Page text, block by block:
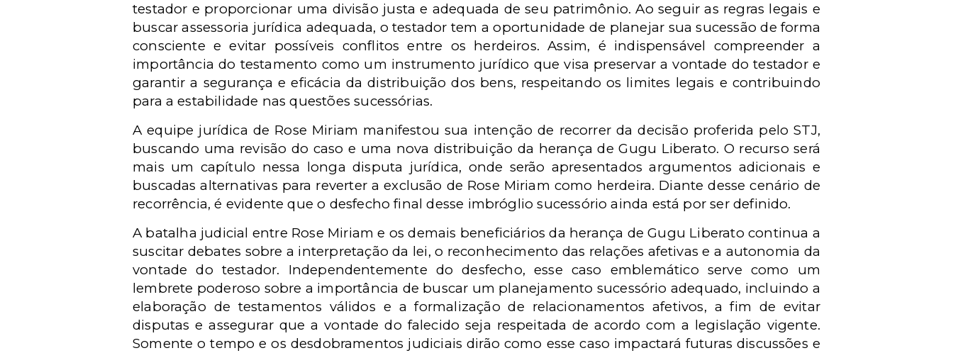
testador e proporcionar uma divisão justa e adequada de seu patrimônio. Ao seguir as regras legais e
buscar assessoria jurídica adequada, o testador tem a oportunidade de planejar sua sucessão de forma
consciente e evitar possíveis conflitos entre os herdeiros. Assim, é indispensável compreender a
importância do testamento como um instrumento jurídico que visa preservar a vontade do testador e
garantir a segurança e eficácia da distribuição dos bens, respeitando os limites legais e contribuindo
para a estabilidade nas questões sucessórias.
A equipe jurídica de Rose Miriam manifestou sua intenção de recorrer da decisão proferida pelo STJ,
buscando uma revisão do caso e uma nova distribuição da herança de Gugu Liberato. O recurso será
mais um capítulo nessa longa disputa jurídica, onde serão apresentados argumentos adicionais e
buscadas alternativas para reverter a exclusão de Rose Miriam como herdeira. Diante desse cenário de
recorrência, é evidente que o desfecho final desse imbróglio sucessório ainda está por ser definido.
A batalha judicial entre Rose Miriam e os demais beneficiários da herança de Gugu Liberato continua a
suscitar debates sobre a interpretação da lei, o reconhecimento das relações afetivas e a autonomia da
vontade do testador. Independentemente do desfecho, esse caso emblemático serve como um
lembrete poderoso sobre a importância de buscar um planejamento sucessório adequado, incluindo a
elaboração de testamentos válidos e a formalização de relacionamentos afetivos, a fim de evitar
disputas e assegurar que a vontade do falecido seja respeitada de acordo com a legislação vigente.
Somente o tempo e os desdobramentos judiciais dirão como esse caso impactará futuras discussões e